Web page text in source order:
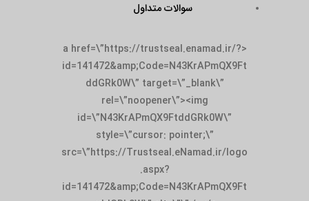
سوالات متداول
<a href=\”https://trustseal.enamad.ir/?
id=141472&amp;Code=N43KrAPmQX9Ft
ddGRk0W\” target=\”_blank\”
rel=\”noopener\”><img
id=\”N43KrAPmQX9FtddGRk0W\”
style=\”cursor: pointer;\”
src=\”https://Trustseal.eNamad.ir/logo
.aspx?
id=141472&amp;Code=N43KrAPmQX9Ft